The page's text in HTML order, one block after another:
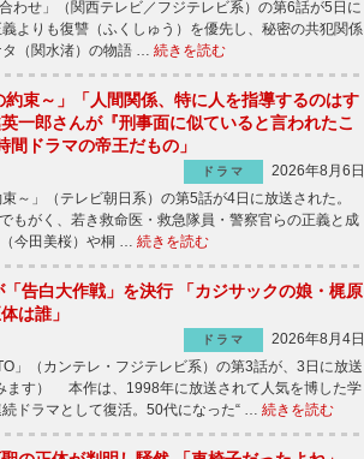
わせ」（関西テレビ／フジテレビ系）の第6話が5日に
よりも復讐（ふくしゅう）を優先し、秘密の共犯関係
タ（関水渚）の物語 … 続きを読む
約束～」「人間関係、特に人を指導するのはす
一郎さんが『刑事面に似ていると言われたこ
ドラマの帝王だもの」
ドラマ
2026年8月6日
～」（テレビ朝日系）の第5話が4日に放送された。
もがく、若き救命医・救急隊員・警察官らの正義と成
今田美桜）や桐 … 続きを読む
「告白大作戦」を決行 「カジサックの娘・梶原
は誰」
ドラマ
2026年8月4日
」（カンテレ・フジテレビ系）の第3話が、3日に放送
ます） 本作は、1998年に放送されて人気を博した学
ドラマとして復活。50代になった“ … 続きを読む